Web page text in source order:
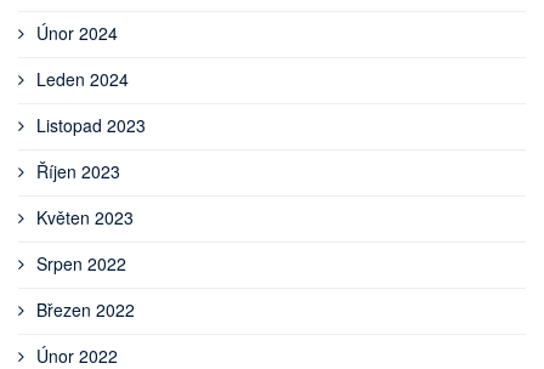
Únor 2024
Leden 2024
Listopad 2023
Říjen 2023
Květen 2023
Srpen 2022
Březen 2022
Únor 2022